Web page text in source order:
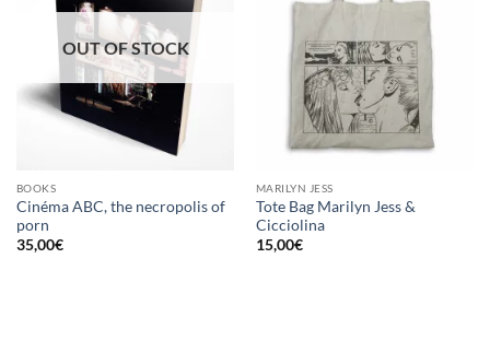
OUT OF STOCK
BOOKS
Cinéma ABC, the necropolis of
porn
35,00€
MARILYN JESS
Tote Bag Marilyn Jess &
Cicciolina
15,00€